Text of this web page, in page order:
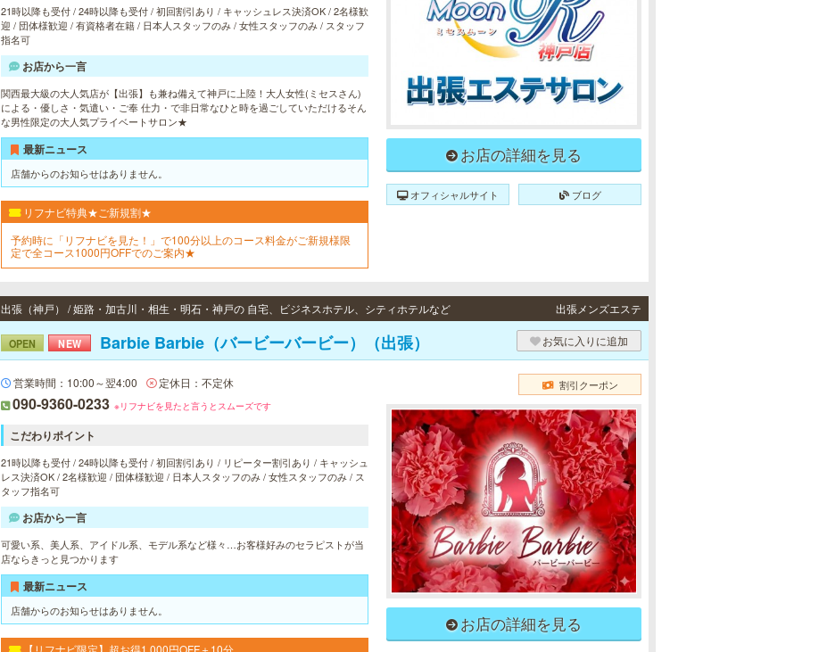
21時以降も受付 / 24時以降も受付 / 初回割引あり / キャッシュレス決済OK / 2名様歓
迎 / 団体様歓迎 / 有資格者在籍 / 日本人スタッフのみ / 女性スタッフのみ / スタッフ
指名可
お店から一言
関西最大級の大人気店が【出張】も兼ね備えて神戸に上陸！大人女性(ミセスさん)
による・優しさ・気遣い・ご奉 仕力・で非日常なひと時を過ごしていただけるそん
な男性限定の大人気プライベートサロン★
最新ニュース
店舗からのお知らせはありません。
リフナビ特典★ご新規割★
予約時に「リフナビを見た！」で100分以上のコース料金がご新規様限
定で全コース1000円OFFでのご案内★
お店の詳細を見る
オフィシャルサイト ブログ
出張（神戸） / 姫路・加古川・相生・明石・神戸の 自宅、ビジネスホテル、シティホテルなど 出張メンズエステ
OPEN NEW Barbie Barbie（バービーバービー）（出張） お気に入りに追加
営業時間：10:00～翌4:00 定休日：不定休
090-9360-0233 ※リフナビを見たと言うとスムーズです
こだわりポイント
21時以降も受付 / 24時以降も受付 / 初回割引あり / リピーター割引あり / キャッシュ
レス決済OK / 2名様歓迎 / 団体様歓迎 / 日本人スタッフのみ / 女性スタッフのみ / ス
タッフ指名可
お店から一言
可愛い系、美人系、アイドル系、モデル系など様々…お客様好みのセラピストが当
店ならきっと見つかります
最新ニュース
店舗からのお知らせはありません。
【リフナビ限定】超お得1,000円OFF＋10分
割引クーポン
お店の詳細を見る